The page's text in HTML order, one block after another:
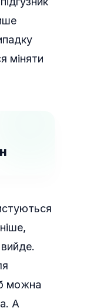
міняти
можна
А